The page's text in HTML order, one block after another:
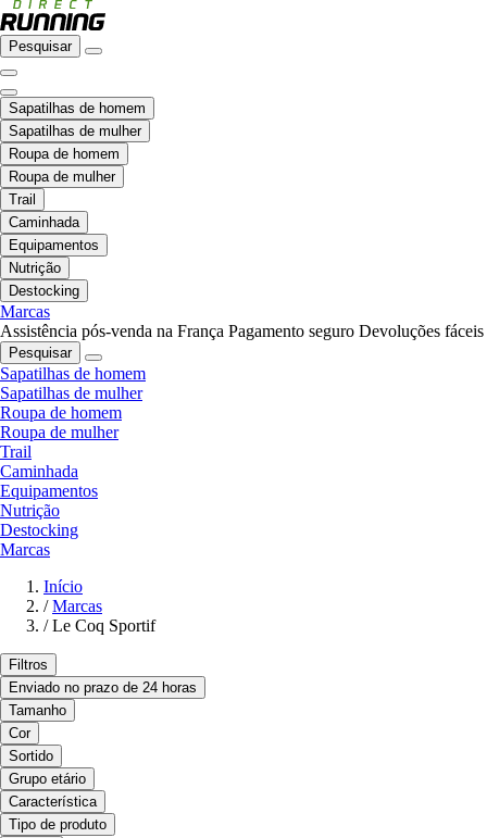
Pesquisar
Sapatilhas de homem
Sapatilhas de mulher
Roupa de homem
Roupa de mulher
Trail
Caminhada
Equipamentos
Nutrição
Destocking
Marcas
Assistência pós-venda na França Pagamento seguro Devoluções fáceis
Pesquisar
Sapatilhas de homem
Sapatilhas de mulher
Roupa de homem
Roupa de mulher
Trail
Caminhada
Equipamentos
Nutrição
Destocking
Marcas
Início
/ Marcas
/ Le Coq Sportif
Filtros
Enviado no prazo de 24 horas
Tamanho
Cor
Sortido
Grupo etário
Característica
Tipo de produto